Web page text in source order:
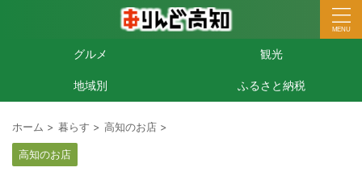
グルメ 観光
地域別 ふるさと納税
ホーム > 暮らす > 高知のお店 >
高知のお店